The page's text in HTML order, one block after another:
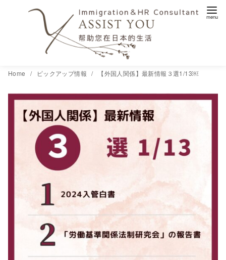
Home ピックアップ情報 【外国人関係】最新情報３選1/13￼